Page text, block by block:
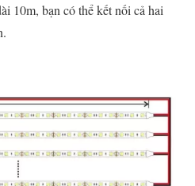
10m, bạn có thể kết nối cả hai